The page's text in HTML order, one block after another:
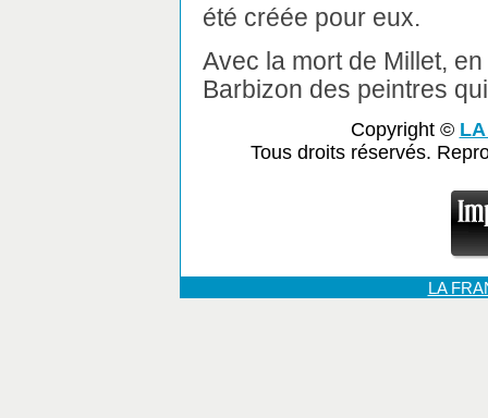
été créée pour eux.
Avec la mort de Millet,
Barbizon des peintres
Copyright ©
Tous droits réservés.
LA